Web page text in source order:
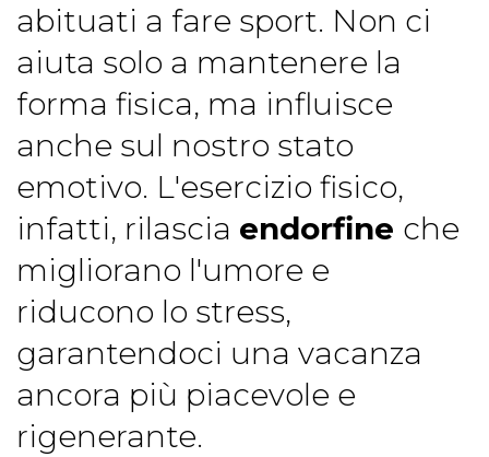
abituati a fare sport. Non ci
aiuta solo a mantenere la
forma fisica, ma influisce
anche sul nostro stato
emotivo. L'esercizio fisico,
infatti, rilascia endorfine che
migliorano l'umore e
riducono lo stress,
garantendoci una vacanza
ancora più piacevole e
rigenerante.